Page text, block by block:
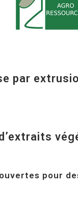
par
ouvertes pour